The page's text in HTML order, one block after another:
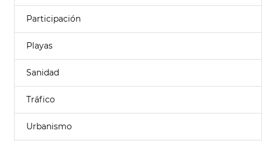
Participación
Playas
Sanidad
Tráfico
Urbanismo